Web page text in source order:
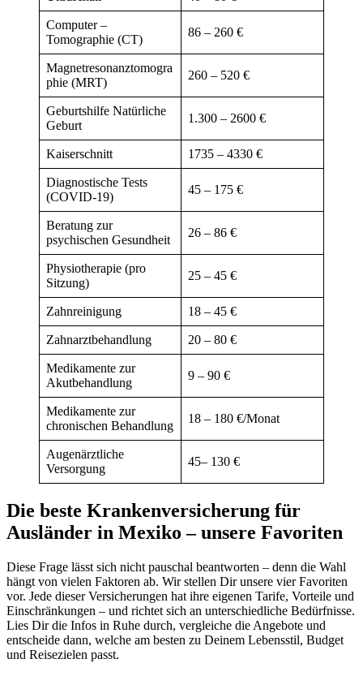
Computer –
Tomographie (CT)
86 – 260 €
Magnetresonanztomogra
phie (MRT)
260 – 520 €
Geburtshilfe Natürliche
Geburt
1.300 – 2600 €
Kaiserschnitt 1735 – 4330 €
Diagnostische Tests
(COVID-19)
45 – 175 €
Beratung zur
psychischen Gesundheit
26 – 86 €
Physiotherapie (pro
Sitzung)
25 – 45 €
Zahnreinigung 18 – 45 €
Zahnarztbehandlung 20 – 80 €
Medikamente zur
Akutbehandlung
9 – 90 €
Medikamente zur
chronischen Behandlung
18 – 180 €/Monat
Augenärztliche
Versorgung
45– 130 €
Die beste Krankenversicherung für
Ausländer in Mexiko – unsere Favoriten
Diese Frage lässt sich nicht pauschal beantworten – denn die Wahl
hängt von vielen Faktoren ab. Wir stellen Dir unsere vier Favoriten
vor. Jede dieser Versicherungen hat ihre eigenen Tarife, Vorteile und
Einschränkungen – und richtet sich an unterschiedliche Bedürfnisse.
Lies Dir die Infos in Ruhe durch, vergleiche die Angebote und
entscheide dann, welche am besten zu Deinem Lebensstil, Budget
und Reisezielen passt.